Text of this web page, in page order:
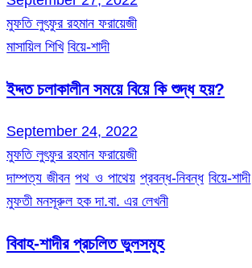
মুফতি লুৎফুর রহমান ফরায়েজী
মাসায়িল শিখি বিয়ে-শাদী
ইদ্দত চলাকালীন সময়ে বিয়ে কি শুদ্ধ হয়?
September 24, 2022
মুফতি লুৎফুর রহমান ফরায়েজী
দাম্পত্য জীবন পথ ও পাথেয় প্রবন্ধ-নিবন্ধ বিয়ে-শাদী
মুফতী মনসূরুল হক দা.বা. এর লেখনী
বিবাহ-শাদীর প্রচলিত ভুলসমূহ